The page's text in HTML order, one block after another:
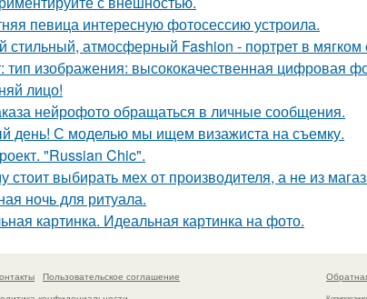
певица интересную фотосессию устроила.
стильный, атмосферный Fashion - портрет в мягком
тип изображения: высококачественная цифровая
лицо!
нейрофото обращаться в личные сообщения.
день! С моделью мы ищем визажиста на съемку.
"Russian Chic".
стоит выбирать мех от производителя, а не из
ночь для ритуала.
картинка. Идеальная картинка на фото.
Пользовательское соглашение